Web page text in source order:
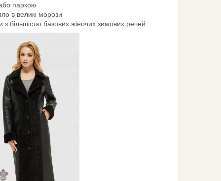
паркою
в великі морози
більшістю базових жіночих зимових речей